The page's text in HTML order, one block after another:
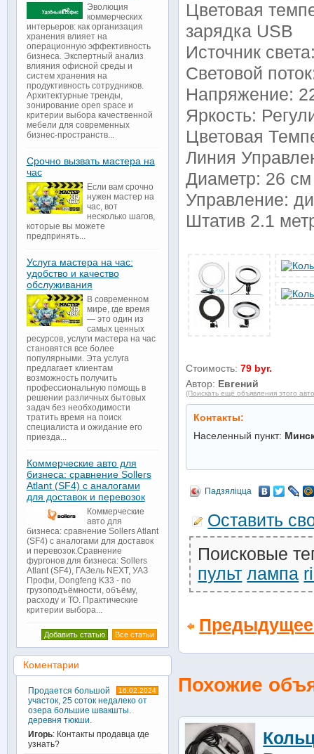
Цветовая
зарядка USB
Источник
Световой
Напряжение:
Яркость:
Цветовая
Линия
Диаметр: 26 см
Управление:
Штатив 2.1
Стоимость:79 byr.
Автор: Евгений
(Поискать ещё объявления этого
Контакты:
Населенный пункт:
Падзяліцца
Оставить
Поисковые
пульт лампа
Похожие
Эволюция
коммерческих
интерьеров: как организация
хранения влияет на
операционную эффективность
бизнеса. Экспертный анализ
влияния офисной среды и
систем хранения на
продуктивность сотрудников.
Архитектурные тренды,
зонирование open space и
критерии выбора качественной
мебели для современных
бизнес-пространств...
Срочно вызвать мастера на
час
Если вам срочно
нужен мастер на
час, вот
несколько шагов,
которые вы можете
предпринять...
Услуга мастера на час:
удобство и качество
обслуживания
В современном
мире, где время
— это один из
самых ценных
ресурсов, услуги мастера на час
становятся все более
популярными. Эта услуга
предлагает клиентам
возможность получить
профессиональную помощь в
решении различных бытовых
задач без необходимости
тратить время на поиск
специалиста и ожидание его
приезда...
Коммерческие авто для
бизнеса: сравнение Sollers
Atlant (SF4) с аналогами
для доставок и перевозок
Коммерческие
авто для
бизнеса: сравнение Sollers Atlant
(SF4) с аналогами для доставок
и перевозок.Сравнение
фургонов для бизнеса: Sollers
Atlant (SF4), ГАЗель NEXT, УАЗ
Профи, Dongfeng K33 - по
грузоподъёмности, объёму,
расходу и ТО. Практические
критерии выбора...
Все статьи
Добавить статью
Коментарии
16.02.2024
Продается большой
участок, 25 соток недалеко от
озера большие швакшты.
деревня тюкши.
Игорь: Контакты продавца где
узнать?